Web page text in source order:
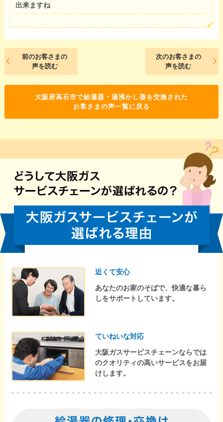
出来ますね
前のお客さまの
声を読む
次のお客さまの
声を読む
大阪府高石市で給湯器・湯沸かし器を交換された
お客さまの声一覧に戻る
近くて安心
あなたのお家のそばで、快適な暮ら
しをサポートしています。
ていねいな対応
大阪ガスサービスチェーンならでは
のクオリティの高いサービスをお届
けします。